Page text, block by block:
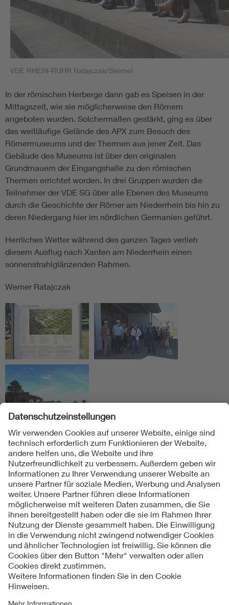
VDE RHEIN-RUHR Ratajczak/Steimel
In der römischen Herberge dann gab es Speisen in der
Mittagszeit, wie sie möglicherweise den Römern
angeboten wurden. Solchermaßen gestärkt, ging es über
das weitläufige Gelände des APX zum Besuch des
Römermuseums und der Thermen aus jener Zeit. Das
Gebäude des Museums ist über den originalen
Grundmauern der Eingangshalle zu den römischen
Thermen errichtet worden. In drei Gruppen wurden die
Teilnehmer der VDE SG über alle Ebenen des Museums
durch die Geschichte der Römer am Niederrhein bis hin zu
deren Niedergang hier im nördlichen Germanien geführt.
Herrliches Wetter während des ganzen Tages verlieh
diesem Ausflug nach Xanten am Niederrhein einen
sonnenstrahlglänzenden Rahmen.
Werner Ratajczak
Folgen Sie uns